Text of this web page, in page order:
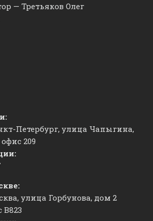
— Третьяков Олег
Петербург, улица Чапыгина,
209
улица Горбунова, дом 2
​В823